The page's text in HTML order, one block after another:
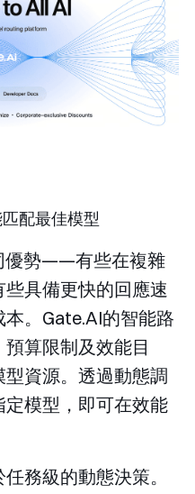
配最佳模型
優勢——有些在複雜
具備更快的回應速
。Gate.AI的智能路
算限制及效能目
資源。透過動態調
模型，即可在效能
務級的動態決策。